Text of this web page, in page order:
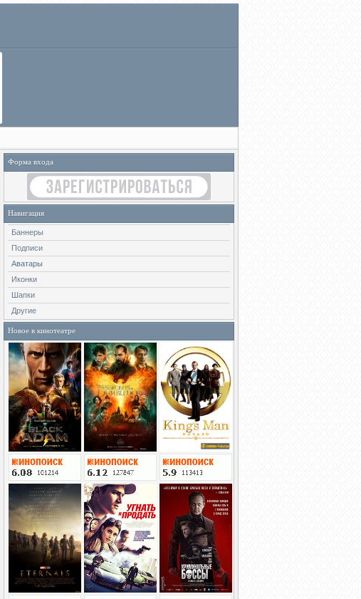
Форма входа
Навигация
Баннеры
Подписи
Аватары
Иконки
Шапки
Другие
Новое в кинотеатре